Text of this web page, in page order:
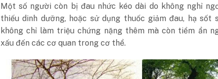
Một số người còn bị đau nhức kéo dài do không nghỉ
thiếu dinh dưỡng, hoặc sử dụng thuốc giảm đau, hạ sốt
không chỉ làm triệu chứng nặng thêm mà còn tiềm ẩn
xấu đến các cơ quan trong cơ thể.